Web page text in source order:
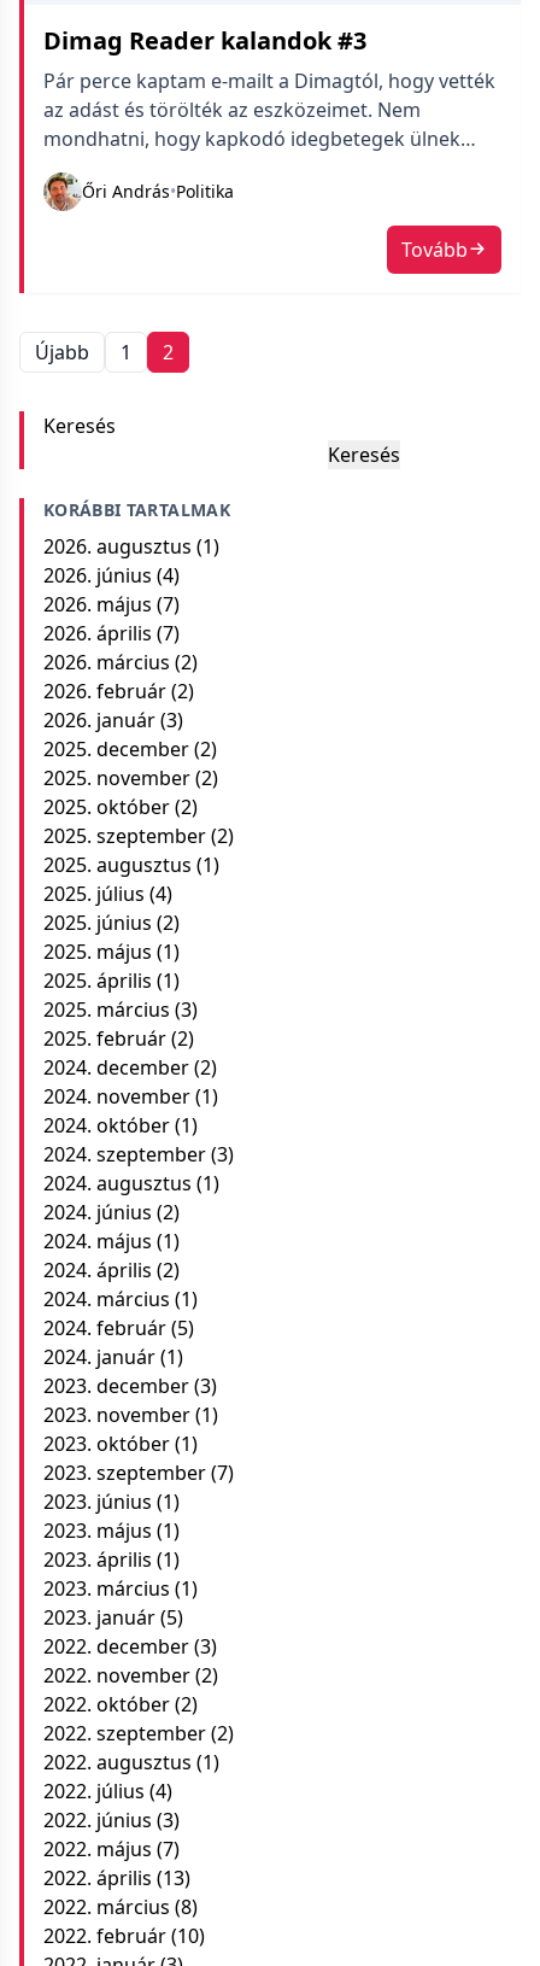
Dimag Reader kalandok #3
Pár perce kaptam e-mailt a Dimagtól, hogy vették
az adást és törölték az eszközeimet. Nem
mondhatni, hogy kapkodó idegbetegek ülnek
azon az ügyfélszolgálaton. Kíváncsi vagyok este
meg tudom-e nyitni az újságomat.
Őri András•Politika
Tovább
Bejegyzések
navigációja
Újabb 1 2
Keresés
Keresés
KORÁBBI TARTALMAK
2026. augusztus (1)
2026. június (4)
2026. május (7)
2026. április (7)
2026. március (2)
2026. február(2)
2026. január(3)
2025. december(2)
2025. november(2)
2025. október(2)
2025. szeptember(2)
2025. augusztus (1)
2025. július (4)
2025. június (2)
2025. május (1)
2025. április (1)
2025. március (3)
2025. február(2)
2024. december(2)
2024. november(1)
2024. október(1)
2024. szeptember(3)
2024. augusztus (1)
2024. június (2)
2024. május (1)
2024. április (2)
2024. március (1)
2024. február(5)
2024. január(1)
2023. december(3)
2023. november(1)
2023. október(1)
2023. szeptember(7)
2023. június (1)
2023. május (1)
2023. április (1)
2023. március (1)
2023. január(5)
2022. december(3)
2022. november(2)
2022. október(2)
2022. szeptember(2)
2022. augusztus (1)
2022. július (4)
2022. június (3)
2022. május (7)
2022. április (13)
2022. március (8)
2022. február(10)